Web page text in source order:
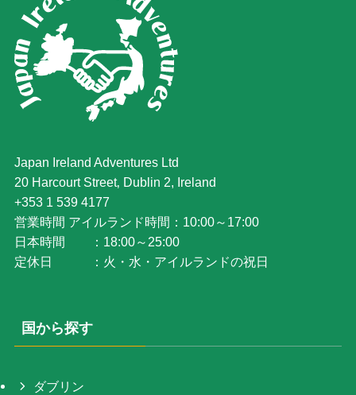
Japan Ireland Adventures Ltd
20 Harcourt Street‚ Dublin 2, Ireland
+353 1 539 4177
営業時間 アイルランド時間：10:00～17:00
日本時間 ：18:00～25:00
定休日 ：火・水・アイルランドの祝日
国から探す
ダブリン